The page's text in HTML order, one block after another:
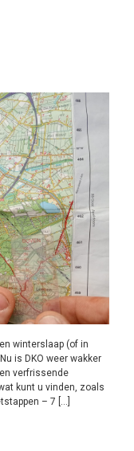
winterslaap (of in
is DKO weer wakker
verfrissende
kunt u vinden, zoals
– 7 […]